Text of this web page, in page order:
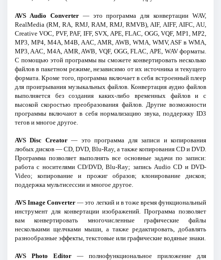
AVS Audio Converter— это программа для конвертации WAV,
RealMedia (RM, RA, RMJ, RAM, RMJ, RMVB), AIF, AIFF, AIFC, AU,
Creative VOC, PVF, PAF, IFF, SVX, APE, FLAC, OGG, VQF, MP1, MP2,
MP3, MP4, M4A, M4B, AAC, AMR, AWB, WMA, WMV, ASF в WMA,
MP3, AAC, M4A, AMR, AWB, VQF, OGG, FLAC, APE, WAV форматы.
С помощью этой программы вы сможете конвертировать несколько
файлов в пакетном режиме, независимо от их источника и текущего
формата. Кроме того, программа включает в себя встроенный плеер
для проигрывания музыкальных файлов. Конвертация аудио файлов
выполняется без создания каких-либо временных файлов и с
высокой скоростью преобразования файлов. Другие возможности
программы включают в себя нормализацию звука, поддержку ID3
тегов и многое другое.
AVS Disc Creator— это программа для записи и копирования
любых дисков — CD, DVD, Blu-Ray, а также копирования CD и DVD.
Программа позволяет выполнять все основные задачи по записи:
работа с носителями CD/DVD, Blu-Ray; запись Audio CD и DVD-
Video; копирование и прожиг образов; клонирование дисков;
поддержка мультисессии и многое другое.
AVS Image Converter — это легкий и в тоже время функциональный
инструмент для конвертации изображений. Программа позволяет
вам конвертировать многочисленные графические файлы
несколькими щелчками мыши, а также редактировать, добавлять
разнообразные эффекты, текстовые или графические водяные знаки.
AVS Photo Editor— полнофункциональное приложение для